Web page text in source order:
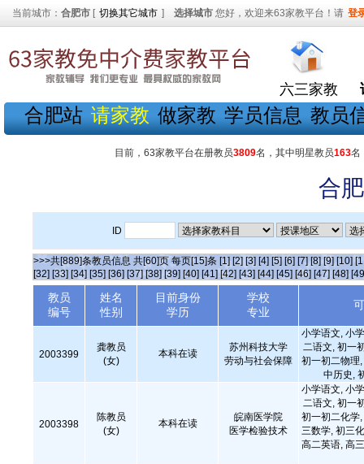
当前城市： 合肥市 [ 切换其它城市 ] 选择城市 您好，欢迎来63家教平台！请 登
六三家教
合肥站 请家教 做家教 学员信息 教员
目前，63家教平台在册教员3809名，其中明星教员163名
合
ID
>>>共[889]条教员信息 共[60]页 每页[15]条 [1] [2] [3] [4] [5] [6] [7] [8] [9] [10]
[32] [33] [34] [35] [36] [37] [38] [39] [40] [41] [42] [43] [44] [45] [46] [47] [48]
教员
编号
姓名
性别
目前身份
学历
学校
专业
2003399
龚教员
(女)
本科在读
苏州科技大学
劳动与社会保障
小学语文, 小
二语文, 初一
初一初二物理
中历史,
2003398
陈教员
(女)
本科在读
皖南医学院
医学检验技术
小学语文, 小
二语文, 初一
初一初二化学
三数学, 初三
高二英语, 高